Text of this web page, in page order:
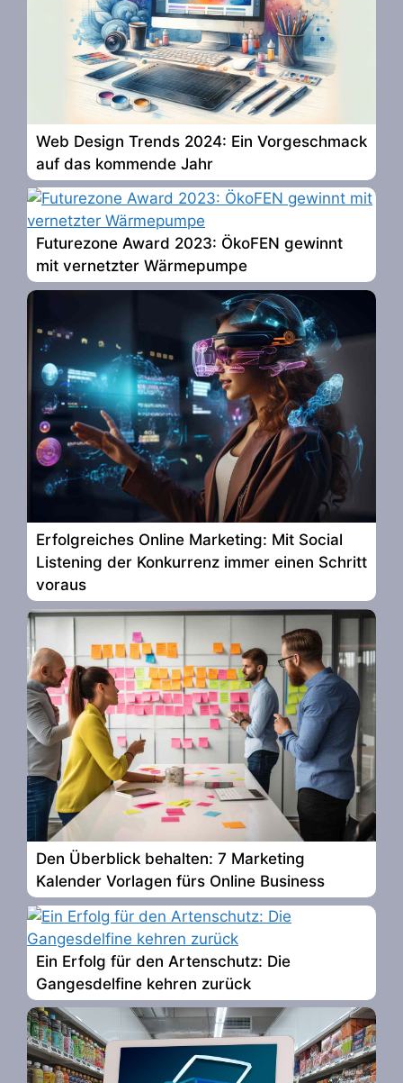
Web Design Trends 2024: Ein Vorgeschmack
auf das kommende Jahr
Futurezone Award 2023: ÖkoFEN gewinnt
mit vernetzter Wärmepumpe
Erfolgreiches Online Marketing: Mit Social
Listening der Konkurrenz immer einen Schritt
voraus
Den Überblick behalten: 7 Marketing
Kalender Vorlagen fürs Online Business
Ein Erfolg für den Artenschutz: Die
Gangesdelfine kehren zurück